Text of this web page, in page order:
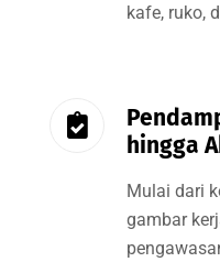
kafe, ruko,
hingga
Mulai dari
gambar